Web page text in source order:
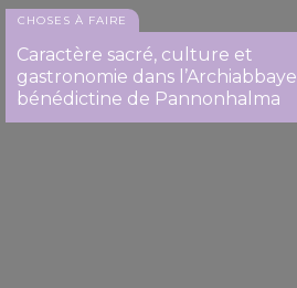
CHOSES À FAIRE
Caractère sacré, culture et
gastronomie dans l’Archiabbaye
bénédictine de Pannonhalma